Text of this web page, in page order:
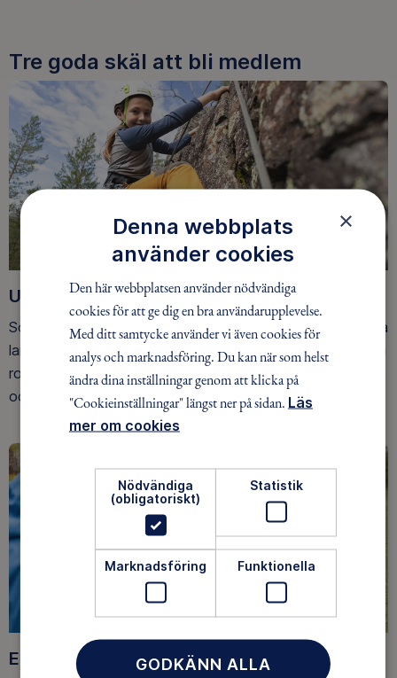
Tre goda skäl att bli medlem
Upptäck nya äventyr
Som medlem har du tillgång till alla våra äventyr, över hela
landet. Våra ideella ledare guidar barn, unga och vuxna på
roliga och trygga äventyr i skogen, på vattnet, snön, isen
och på fjället.
Ett friluftsliv för alla
×
Denna webbplats
använder cookies
Den här webbplatsen använder nödvändiga
cookies för att ge dig en bra användarupplevelse.
Med ditt samtycke använder vi även cookies för
analys och marknadsföring. Du kan när som helst
ändra dina inställningar genom att klicka på
"Cookieinställningar" längst ner på sidan. Läs
mer om cookies
Nödvändiga
(obligatoriskt)
Statistik
Marknadsföring Funktionella
GODKÄNN ALLA